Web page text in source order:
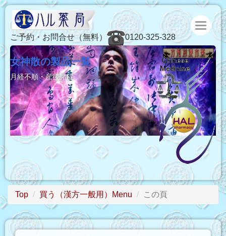
ご予約・お問合せ（無料） 0120-325-328
女神散の製品一覧
月経不順・産後諸症
Top 買う（漢方一般用）Menu この頁